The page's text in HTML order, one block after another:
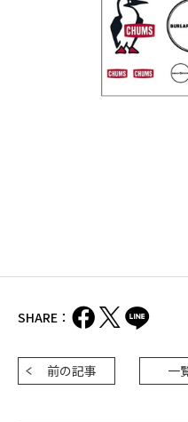
SHARE：
前の記事 一